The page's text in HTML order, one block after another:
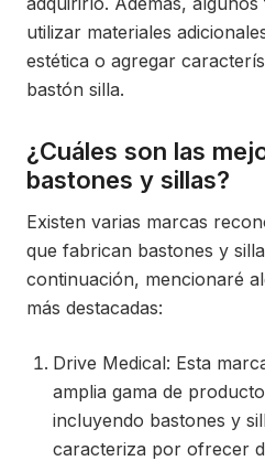
utilizar materiales
estética o agregar
bastón silla.
¿Cuáles son las
bastones y sillas?
Existen varias marcas
que fabrican bastones y
continuación, mencionaré
más destacadas:
Drive Medical: Esta
amplia gama de
incluyendo bastones y
caracteriza por ofrecer